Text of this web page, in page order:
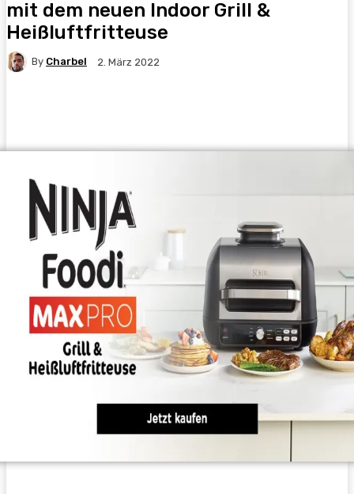
mit dem neuen Indoor Grill &
Heißluftfritteuse
By Charbel 2. März 2022